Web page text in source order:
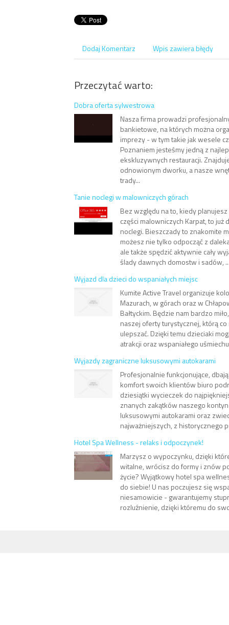
Dodaj Komentarz Wpis zawiera błędy
Przeczytać warto:
Dobra oferta sylwestrowa
Nasza firma prowadzi
bankietowe, na których można
imprezy - w tym takie jak wesele
Poznaniem jesteśmy jedną z
ekskluzywnych restauracji.
odnowionym dworku, a nasze
trady...
Tanie noclegi w malowniczych górach
Bez względu na to, kiedy
części malowniczych Karpat, to
noclegi. Bieszczady to znakomite
możesz nie tylko odpocząć z
ale także spędzić aktywnie cały
ślady dawnych domostw i sadów,
Wyjazd dla dzieci do wspaniałych miejsc
Kumite Active Travel organizuje
Mazurach, w górach oraz w
Bałtyckim. Będzie nam bardzo
naszej oferty turystycznej, którą
ulepszać. Dzięki temu dzieciaki
atrakcji oraz wspaniałego
Wyjazdy zagraniczne luksusowymi autokarami
Profesjonalnie funkcjonujące,
komfort swoich klientów biuro
dziesiątki wycieczek do
znanych zakątków naszego
luksusowymi autokarami oraz
najważniejszych, z historycznego
Hotel Spa Wellness - relaks i odpoczynek!
Marzysz o wypoczynku, dzięki
witalne, wrócisz do formy i znów
życie? Wyjątkowy hotel spa
do siebie! U nas poczujesz się
niesamowicie - gwarantujemy
rozluźnienie, dzięki któremu do